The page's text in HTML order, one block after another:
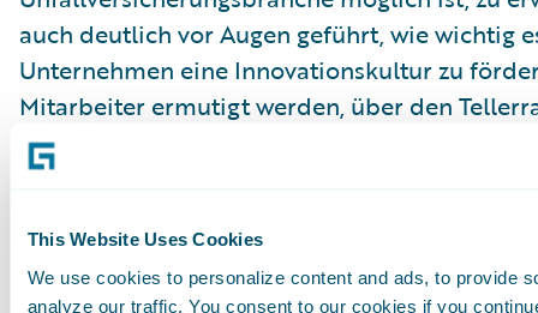
This Website Uses Cookies
We use cookies to personalize content and ads, to provide
analyze our traffic. You consent to our cookies if you
auch deutlich vor Augen geführt, wie wichtig
Unternehmen eine Innovationskultur zu
Mitarbeiter ermutigt werden, über den
kalkulierte Risiken einzugehen, um etwas
zu schaffen.
Wenn wir bei Guidewire über die Zukunft der
viele Fragen, die wir beantworten müssen.